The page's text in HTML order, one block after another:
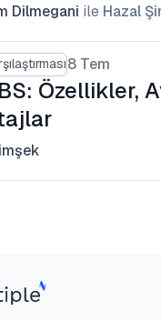
Dilmegani ile Hazal
8 Tem
Özellikler,